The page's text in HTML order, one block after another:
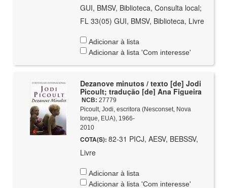
GUI, BMSV, Biblioteca, Consulta local;
FL 33(05) GUI, BMSV, Biblioteca, Livre
Adicionar à lista
Adicionar à lista 'Com interesse'
Dezanove minutos / texto [de] Jodi
Picoult; tradução [de] Ana Figueira
NCB: 27779
Picoult, Jodi, escritora (Nesconset, Nova
Iorque, EUA), 1966-
2010
COTA(S): 82-31 PICJ, AESV, BEBSSV,
Livre
Adicionar à lista
Adicionar à lista 'Com interesse'